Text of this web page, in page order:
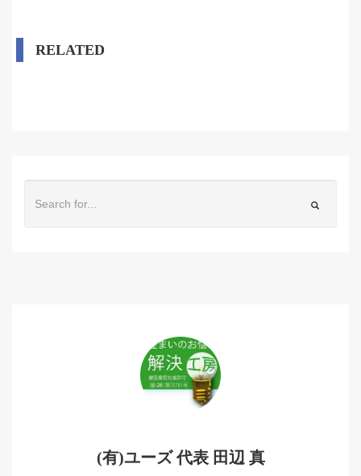
RELATED
(有)ユーズ 代表 田辺 真